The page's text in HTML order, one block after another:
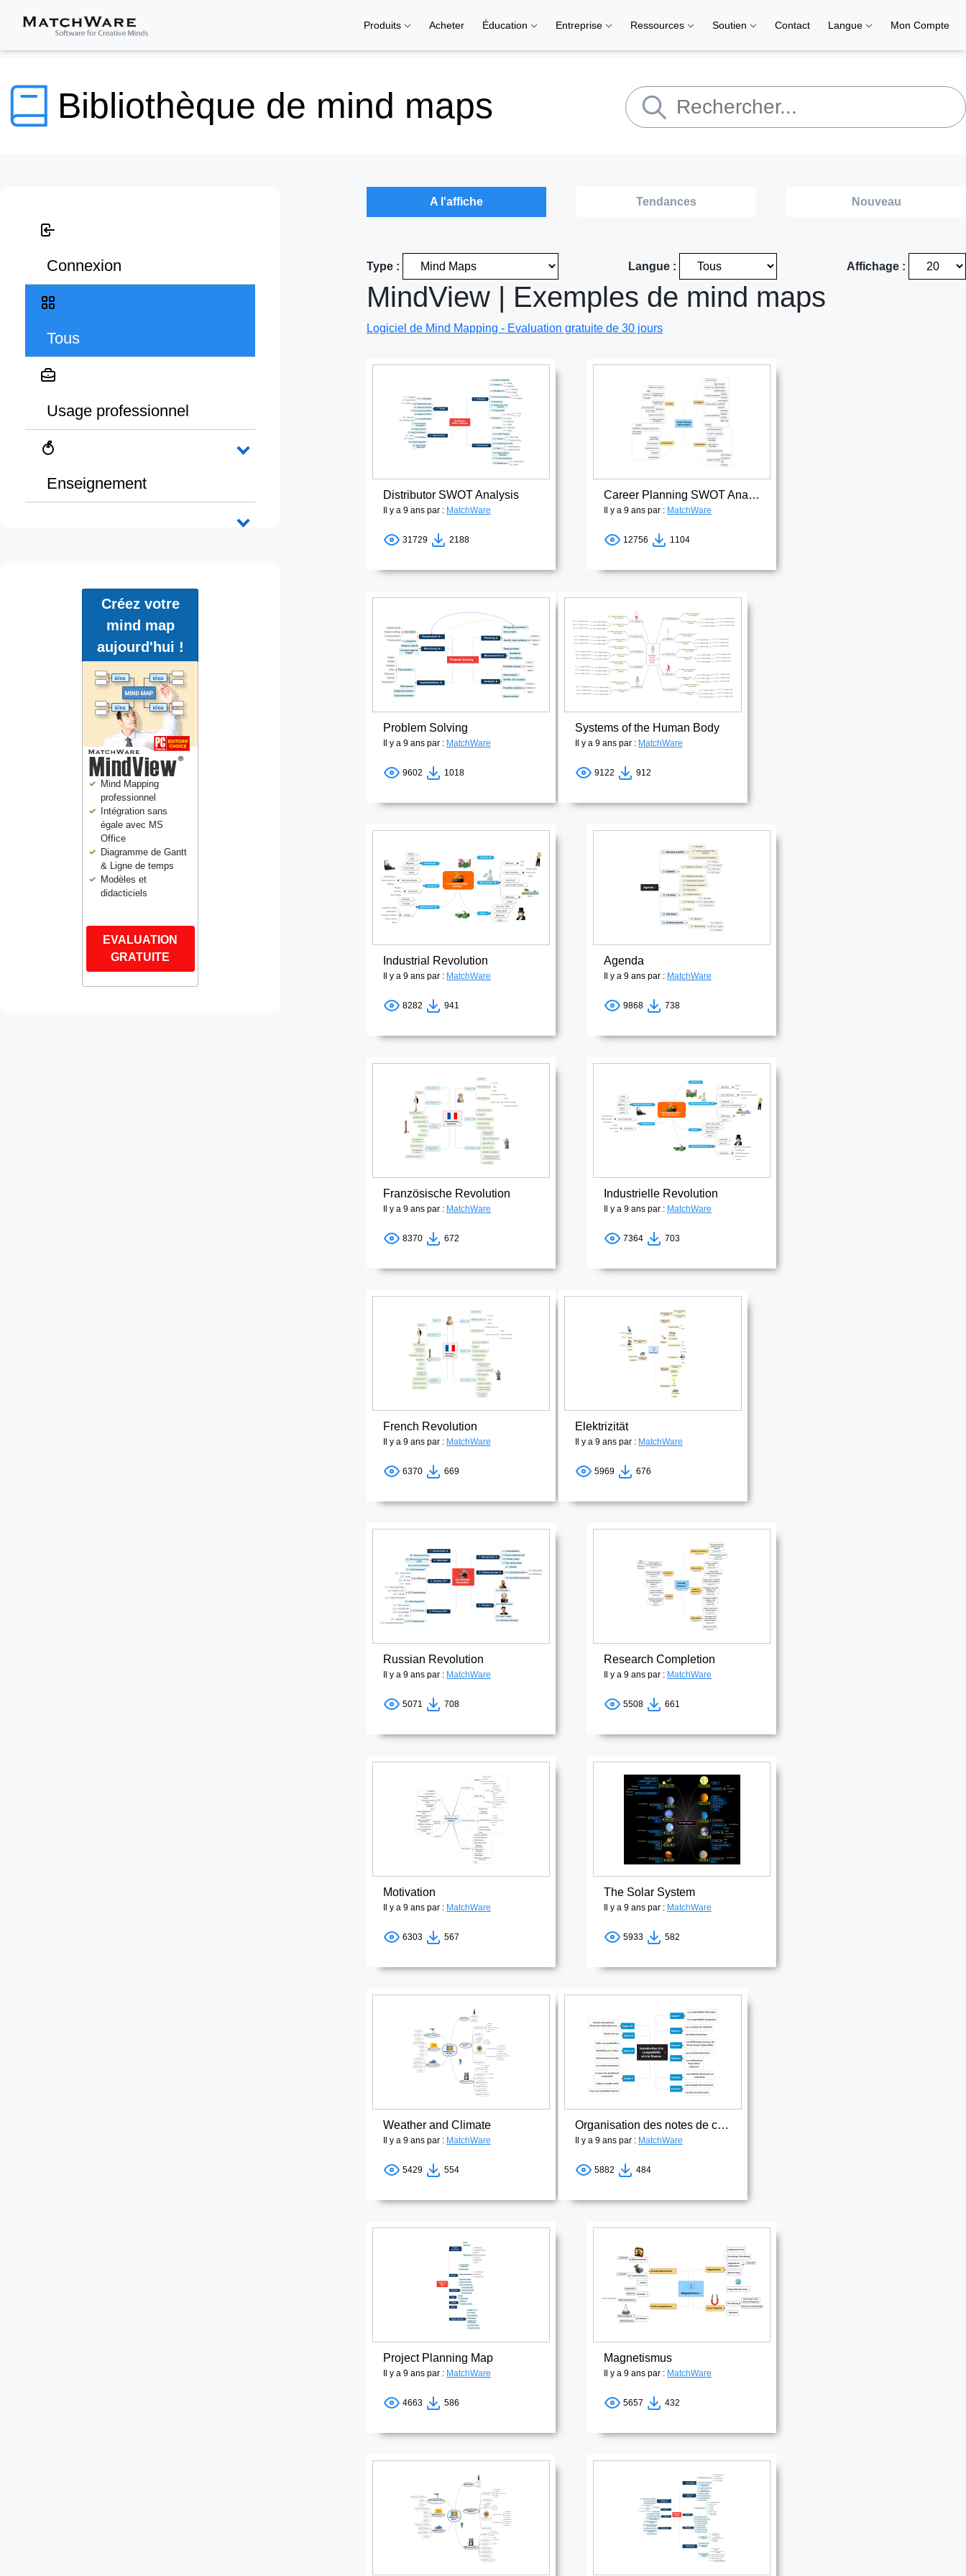
Produits Acheter Éducation Entreprise Ressources Soutien Contact Langue Mon Compte
Bibliothèque de mind maps
Connexion
Tous
Usage professionnel
Enseignement
Créez votre
mind map
aujourd'hui !
Mind Mapping
professionnel
Intégration sans
égale avec MS
Office
Diagramme de Gantt
& Ligne de temps
Modèles et
didacticiels
EVALUATION
GRATUITE
A l'affiche Tendances Nouveau
Type : Langue : Affichage :
MindView | Exemples de mind maps
Logiciel de Mind Mapping - Evaluation gratuite de 30 jours
Distributor SWOT Analysis
Il y a 9 ans par : MatchWare
31729 2188
Career Planning SWOT Analysis
Il y a 9 ans par : MatchWare
12756 1104
Problem Solving
Il y a 9 ans par : MatchWare
9602 1018
Systems of the Human Body
Il y a 9 ans par : MatchWare
9122 912
Industrial Revolution
Il y a 9 ans par : MatchWare
8282 941
Agenda
Il y a 9 ans par : MatchWare
9868 738
Französische Revolution
Il y a 9 ans par : MatchWare
8370 672
Industrielle Revolution
Il y a 9 ans par : MatchWare
7364 703
French Revolution
Il y a 9 ans par : MatchWare
6370 669
Elektrizität
Il y a 9 ans par : MatchWare
5969 676
Russian Revolution
Il y a 9 ans par : MatchWare
5071 708
Research Completion
Il y a 9 ans par : MatchWare
5508 661
Motivation
Il y a 9 ans par : MatchWare
6303 567
The Solar System
Il y a 9 ans par : MatchWare
5933 582
Weather and Climate
Il y a 9 ans par : MatchWare
5429 554
Organisation des notes de cours
Il y a 9 ans par : MatchWare
5882 484
Project Planning Map
Il y a 9 ans par : MatchWare
4663 586
Magnetismus
Il y a 9 ans par : MatchWare
5657 432